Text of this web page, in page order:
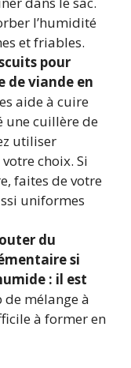
l’humidité
et friables.
pour
de viande en
aide à cuire
une cuillère de
utiliser
choix. Si
faites de votre
uniformes
du
si
: il est
de mélange à
à former en